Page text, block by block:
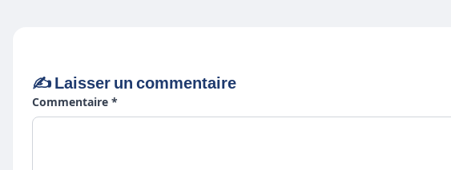
✍️ Laisser un commentaire
Commentaire *